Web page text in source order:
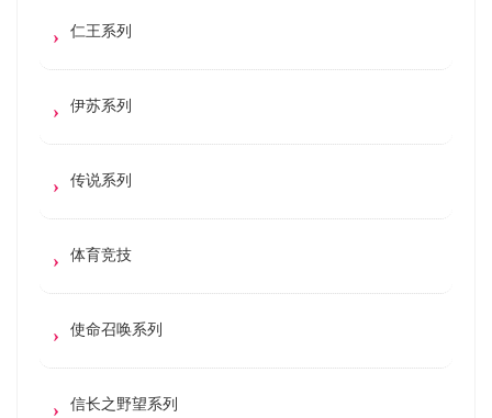
仁王系列
伊苏系列
传说系列
体育竞技
使命召唤系列
信长之野望系列